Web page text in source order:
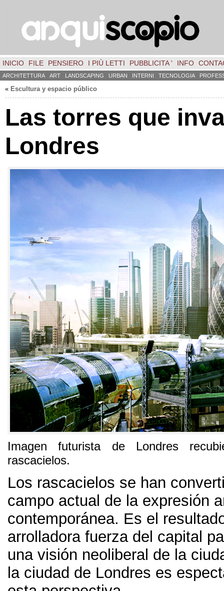
INICIO FILE PENSIERO I PIÙ LETTI PUBBLICITA ' INFO
ARCHITETTURA ART LANDSCAPING URBAN INTERNI TECNOLOGIA
« Escultura y espacio público
Las torres que
Londres
Imagen futurista de Londres
rascacielos.
Los rascacielos se han
campo actual de la expresión
contemporánea. Es el
arrolladora fuerza del capital
una visión neoliberal de la
la ciudad de Londres es